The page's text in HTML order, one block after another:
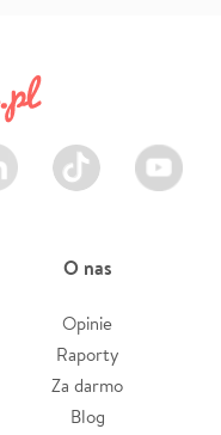
TikTok Youtube
O nas
Opinie
Raporty
Za darmo
Blog